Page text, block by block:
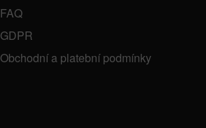
FAQ
GDPR
Obchodní a platební podmínky